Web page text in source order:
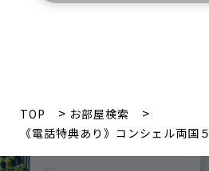
TOP
お部屋検索
《電話特典あり》コンシェル両国５